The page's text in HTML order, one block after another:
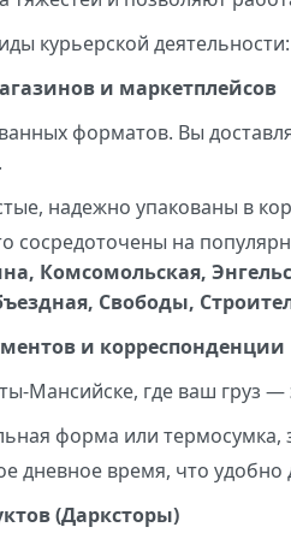
курьерской деятельности:
и маркетплейсов
форматов. Вы
надежно упакованы в
сосредоточены на
Комсомольская,
Свободы,
и корреспонденции
Мансийске, где ваш груз
форма или термосумка,
дневное время, что
(Дарксторы)